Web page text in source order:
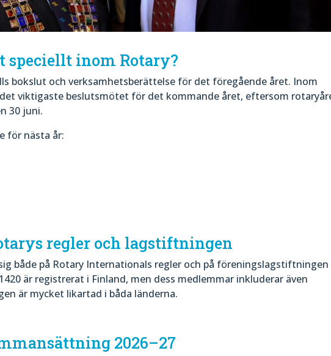
speciellt inom Rotary?
bokslut och verksamhetsberättelse för det föregående året. Inom
viktigaste beslutsmötet för det kommande året, eftersom
30 juni.
för nästa år:
regler och lagstiftningen
både på Rotary Internationals regler och på föreningslagstiftningen
är registrerat i Finland, men dess medlemmar inkluderar även
är mycket likartad i båda länderna.
2026–27